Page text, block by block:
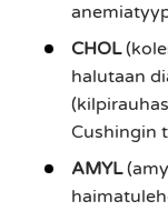
CHOL
halutaan
Cushingin
AMYL